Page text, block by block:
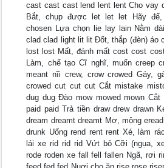
cast cast cast lend lent lent Cho vay
Bắt, chụp được let let let Hãy để,
chosen Lựa chọn lie lay lain Nằm
clad clad light lit lit Đốt, thắp (đèn) áo
lost lost Mất, đánh mất cost cost
Làm, chế tạo Cĩ nghĩ, muốn creep
meant nĩi crew, crow crowed Gáy,
crowed cut cut cut Cắt mistake
dug dug Đào mow mowed mown
paid paid Trả tiền draw drew drawn
dream dreamt dreamt Mơ, mộng
drunk Uống rend rent rent Xé, làm
lái xe rid rid rid Vứt bỏ Cỡi (ngụa,
rode roden xe fall fell fallen Ngã, rơi